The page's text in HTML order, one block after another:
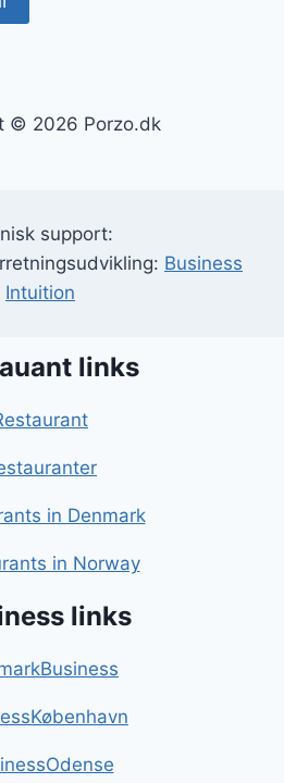
© 2026 Porzo.dk
support:
Business
Intuition
links
in Denmark
in Norway
links